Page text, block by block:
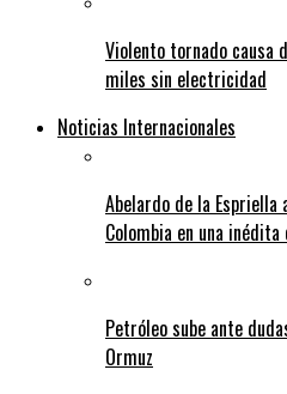
Violento tornado causa
miles sin electricidad
Noticias Internacionales
Abelardo de la Espriella
Colombia en una
Petróleo sube ante
Ormuz